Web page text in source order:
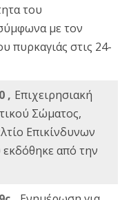
του
με τον
πυρκαγιάς στις 24-
, Επιχειρησιακή
Σώματος,
Επικίνδυνων
από την